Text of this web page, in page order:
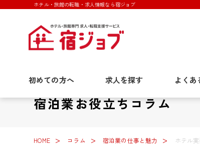
ホテル・旅館の転職・求人情報なら宿ジョブ
初めての方へ 求人を探す よくあ
宿泊業お役立ちコラム
HOME コラム 宿泊業の仕事と魅力 ホテル